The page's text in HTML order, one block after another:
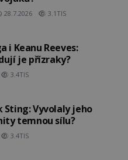
28.7.2026 3.1TIS
i Keanu Reeves:
je přízraky?
3.4TIS
Sting: Vyvolaly jeho
temnou sílu?
3.4TIS